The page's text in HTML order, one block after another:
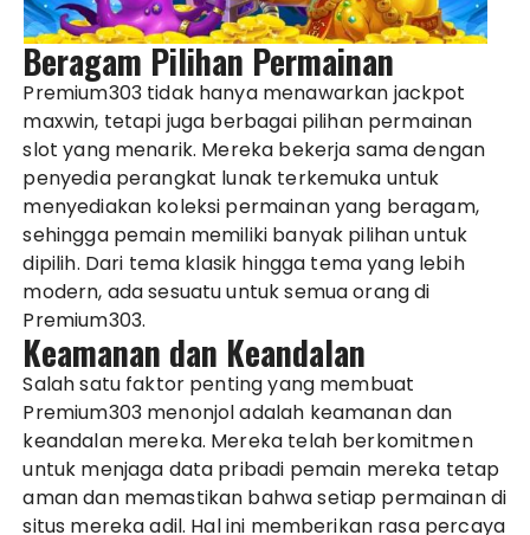
Beragam Pilihan Permainan
Premium303 tidak hanya menawarkan jackpot
maxwin, tetapi juga berbagai pilihan permainan
slot yang menarik. Mereka bekerja sama dengan
penyedia perangkat lunak terkemuka untuk
menyediakan koleksi permainan yang beragam,
sehingga pemain memiliki banyak pilihan untuk
dipilih. Dari tema klasik hingga tema yang lebih
modern, ada sesuatu untuk semua orang di
Premium303.
Keamanan dan Keandalan
Salah satu faktor penting yang membuat
Premium303 menonjol adalah keamanan dan
keandalan mereka. Mereka telah berkomitmen
untuk menjaga data pribadi pemain mereka tetap
aman dan memastikan bahwa setiap permainan di
situs mereka adil. Hal ini memberikan rasa percaya